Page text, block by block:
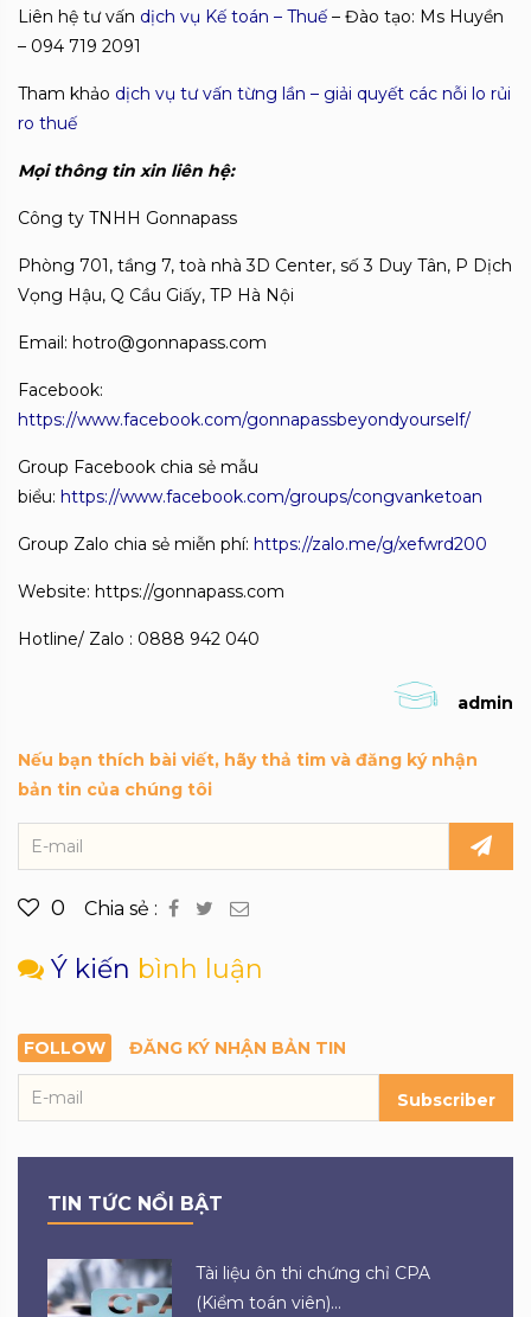
Liên hệ tư vấn dịch vụ Kế toán – Thuế – Đào tạo: Ms Huyền
– 094 719 2091
Tham khảo dịch vụ tư vấn từng lần – giải quyết các nỗi lo rủi
ro thuế
Mọi thông tin xin liên hệ:
Công ty TNHH Gonnapass
Phòng 701, tầng 7, toà nhà 3D Center, số 3 Duy Tân, P Dịch
Vọng Hậu, Q Cầu Giấy, TP Hà Nội
Email: hotro@gonnapass.com
Facebook:
https://www.facebook.com/gonnapassbeyondyourself/
Group Facebook chia sẻ mẫu
biểu: https://www.facebook.com/groups/congvanketoan
Group Zalo chia sẻ miễn phí: https://zalo.me/g/xefwrd200
Website: https://gonnapass.com
Hotline/ Zalo : 0888 942 040
admin
Nếu bạn thích bài viết, hãy thả tim và đăng ký nhận
bản tin của chúng tôi
0 Chia sẻ :
Ý kiến bình luận
FOLLOW ĐĂNG KÝ NHẬN BẢN TIN
Subscriber
TIN TỨC NỔI BẬT
Tài liệu ôn thi chứng chỉ CPA
(Kiểm toán viên)...